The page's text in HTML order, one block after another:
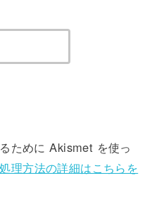
ために Akismet を使っ
理方法の詳細はこちらを